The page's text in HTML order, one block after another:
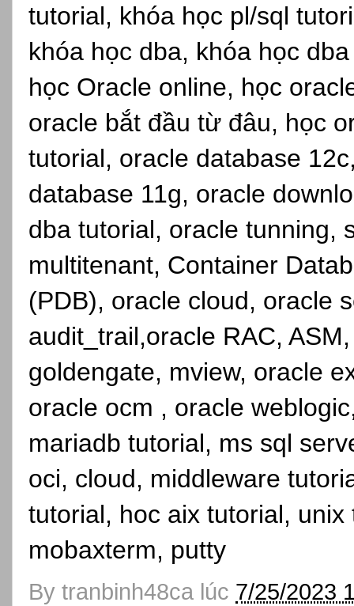
tutorial, khóa học pl/sql
khóa học dba, khóa học
học Oracle online, học
oracle bắt đầu từ đâu, học
tutorial, oracle database
database 11g, oracle
dba tutorial, oracle tunning,
multitenant, Container
(PDB), oracle cloud, oracle
audit_trail,oracle RAC,
goldengate, mview, oracle
oracle ocm , oracle
mariadb tutorial, ms sql
oci, cloud, middleware
tutorial, hoc aix tutorial,
mobaxterm, putty
By tranbinh48ca lúc 7/25/2023